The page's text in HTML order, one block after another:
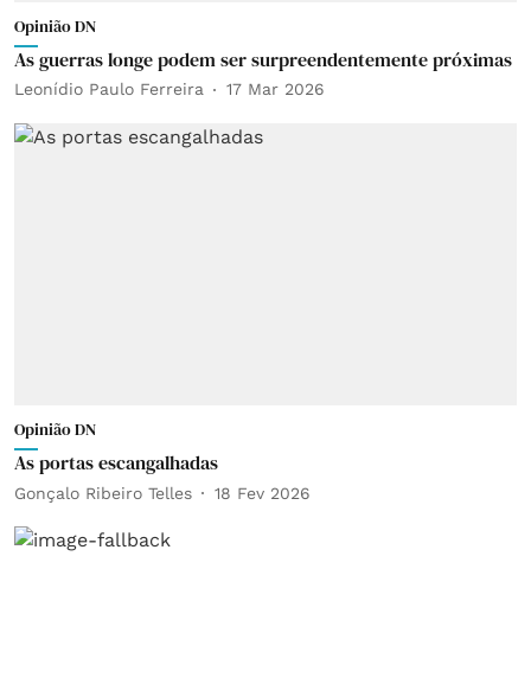
Opinião DN
As guerras longe podem ser surpreendentemente próximas
Leonídio Paulo Ferreira 17 Mar 2026
Opinião DN
As portas escangalhadas
Gonçalo Ribeiro Telles 18 Fev 2026